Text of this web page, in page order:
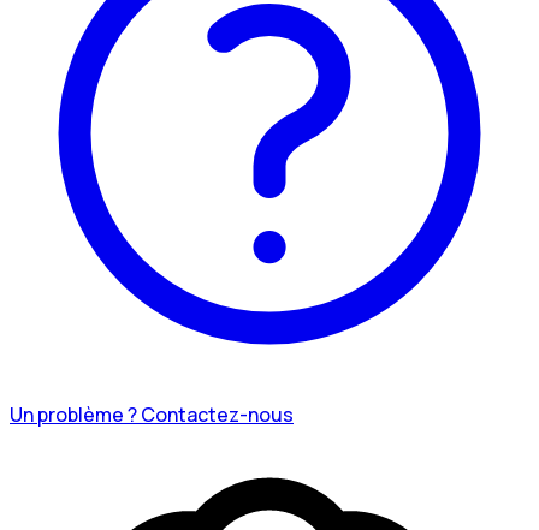
Un problème ? Contactez-nous